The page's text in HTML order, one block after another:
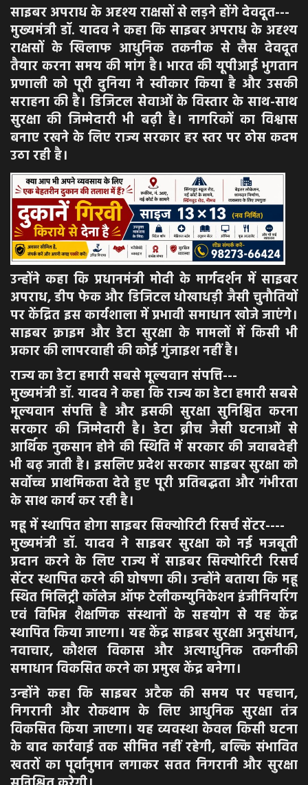
साइबर अपराध के अदृश्य राक्षसों से लड़ने होंगे देवदूत---
मुख्यमंत्री डॉ. यादव ने कहा कि साइबर अपराध के अदृश्य
राक्षसों के खिलाफ आधुनिक तकनीक से लैस देवदूत
तैयार करना समय की मांग है। भारत की यूपीआई भुगतान
प्रणाली को पूरी दुनिया ने स्वीकार किया है और उसकी
सराहना की है। डिजिटल सेवाओं के विस्तार के साथ-साथ
सुरक्षा की जिम्मेदारी भी बढ़ी है। नागरिकों का विश्वास
बनाए रखने के लिए राज्य सरकार हर स्तर पर ठोस कदम
उठा रही है।
उन्होंने कहा कि प्रधानमंत्री मोदी के मार्गदर्शन में साइबर
अपराध, डीप फेक और डिजिटल धोखाधड़ी जैसी चुनौतियों
पर केंद्रित इस कार्यशाला में प्रभावी समाधान खोजे जाएंगे।
साइबर क्राइम और डेटा सुरक्षा के मामलों में किसी भी
प्रकार की लापरवाही की कोई गुंजाइश नहीं है।
राज्य का डेटा हमारी सबसे मूल्यवान संपत्ति---
मुख्यमंत्री डॉ. यादव ने कहा कि राज्य का डेटा हमारी सबसे
मूल्यवान संपत्ति है और इसकी सुरक्षा सुनिश्चित करना
सरकार की जिम्मेदारी है। डेटा ब्रीच जैसी घटनाओं से
आर्थिक नुकसान होने की स्थिति में सरकार की जवाबदेही
भी बढ़ जाती है। इसलिए प्रदेश सरकार साइबर सुरक्षा को
सर्वोच्च प्राथमिकता देते हुए पूरी प्रतिबद्धता और गंभीरता
के साथ कार्य कर रही है।
महू में स्थापित होगा साइबर सिक्योरिटी रिसर्च सेंटर----
मुख्यमंत्री डॉ. यादव ने साइबर सुरक्षा को नई मजबूती
प्रदान करने के लिए राज्य में साइबर सिक्योरिटी रिसर्च
सेंटर स्थापित करने की घोषणा की। उन्होंने बताया कि महू
स्थित मिलिट्री कॉलेज ऑफ टेलीकम्युनिकेशन इंजीनियरिंग
एवं विभिन्न शैक्षणिक संस्थानों के सहयोग से यह केंद्र
स्थापित किया जाएगा। यह केंद्र साइबर सुरक्षा अनुसंधान,
नवाचार, कौशल विकास और अत्याधुनिक तकनीकी
समाधान विकसित करने का प्रमुख केंद्र बनेगा।
उन्होंने कहा कि साइबर अटैक की समय पर पहचान,
निगरानी और रोकथाम के लिए आधुनिक सुरक्षा तंत्र
विकसित किया जाएगा। यह व्यवस्था केवल किसी घटना
के बाद कार्रवाई तक सीमित नहीं रहेगी, बल्कि संभावित
खतरों का पूर्वानुमान लगाकर सतत निगरानी और सुरक्षा